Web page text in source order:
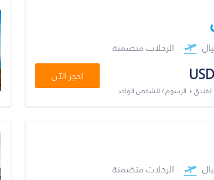
الرحلات متضمنة
الفندق + الرسوم / للشخص الواحد
احجز الآن
الرحلات متضمنة